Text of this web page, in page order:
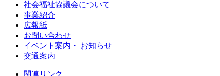
社会福祉協議会について
事業紹介
広報紙
お問い合わせ
イベント案内・ お知らせ
交通案内
関連リンク